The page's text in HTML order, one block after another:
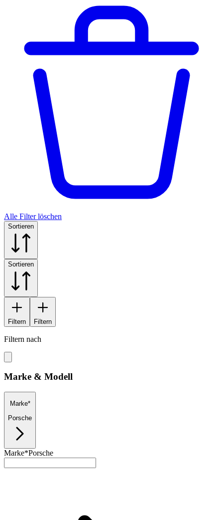
Alle Filter löschen
Sortieren
Sortieren
Filtern Filtern
Filtern nach
Marke & Modell
Marke*
Porsche
Marke*Porsche